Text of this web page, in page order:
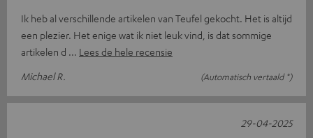
Ik heb al verschillende artikelen van Teufel gekocht. Het is altijd
een plezier. Het enige wat ik niet leuk vind, is dat sommige
artikelen d
Lees de hele recensie
Michael R.
(Automatisch vertaald *)
29-04-2025